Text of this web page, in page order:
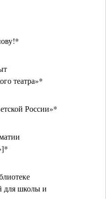
театра»*
России»*
для школы и